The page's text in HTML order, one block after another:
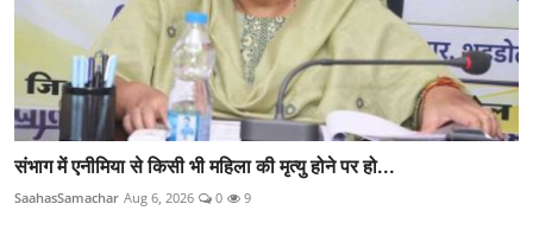
संभाग में एनीमिया से किसी भी महिला की मृत्यु होने पर हो...
SaahasSamachar Aug 6, 2026 0 9